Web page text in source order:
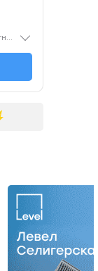
Застройщик — ООО СЗ «АПД». Проектная декларация — наш.дом.рф. Акция до 28.02.2026. Не оферта. Подробности — Level.ru